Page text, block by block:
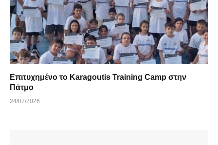
Επιτυχημένο το Karagoutis Training Camp στην
Πάτμο
24/07/2026